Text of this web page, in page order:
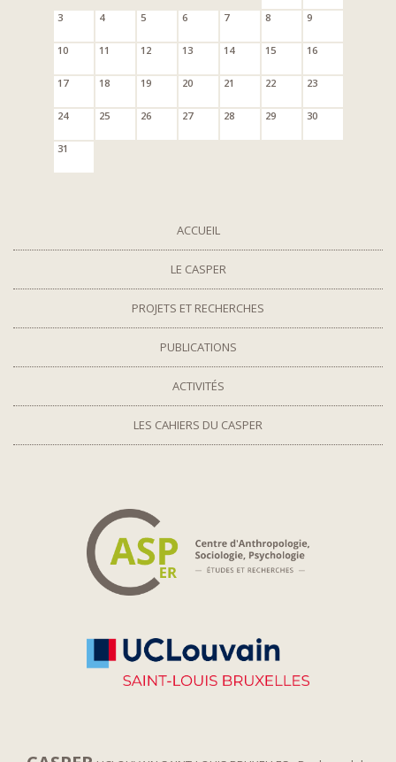
3 4 5 6 7 8 9
10 11 12 13 14 15 16
17 18 19 20 21 22 23
24 25 26 27 28 29 30
31
ACCUEIL
LE CASPER
PROJETS ET RECHERCHES
PUBLICATIONS
ACTIVITÉS
LES CAHIERS DU CASPER